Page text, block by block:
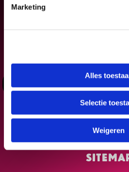
Marketing
Alles
Selectie
Weigeren
Algemene
Privacy